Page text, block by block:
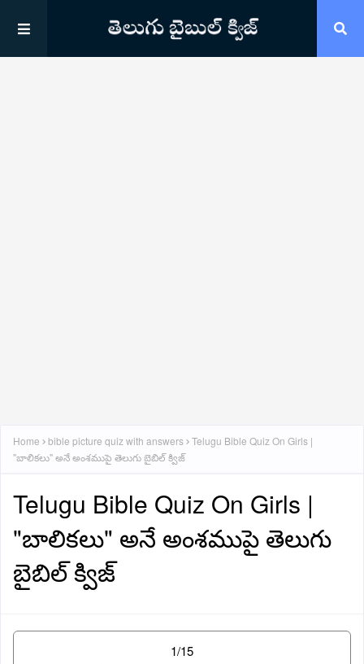
Home bible picture quiz with answers Telugu Bible Quiz On Girls |
"బాలికలు" అనే అంశముపై తెలుగు బైబిల్ క్విజ్
Telugu Bible Quiz On Girls |
"బాలికలు" అనే అంశముపై తెలుగు
బైబిల్ క్విజ్
1/15